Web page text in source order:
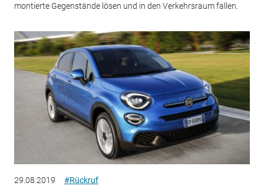
montierte Gegenstände lösen und in den Verkehrsraum fallen.
29.08.2019 #Rückruf